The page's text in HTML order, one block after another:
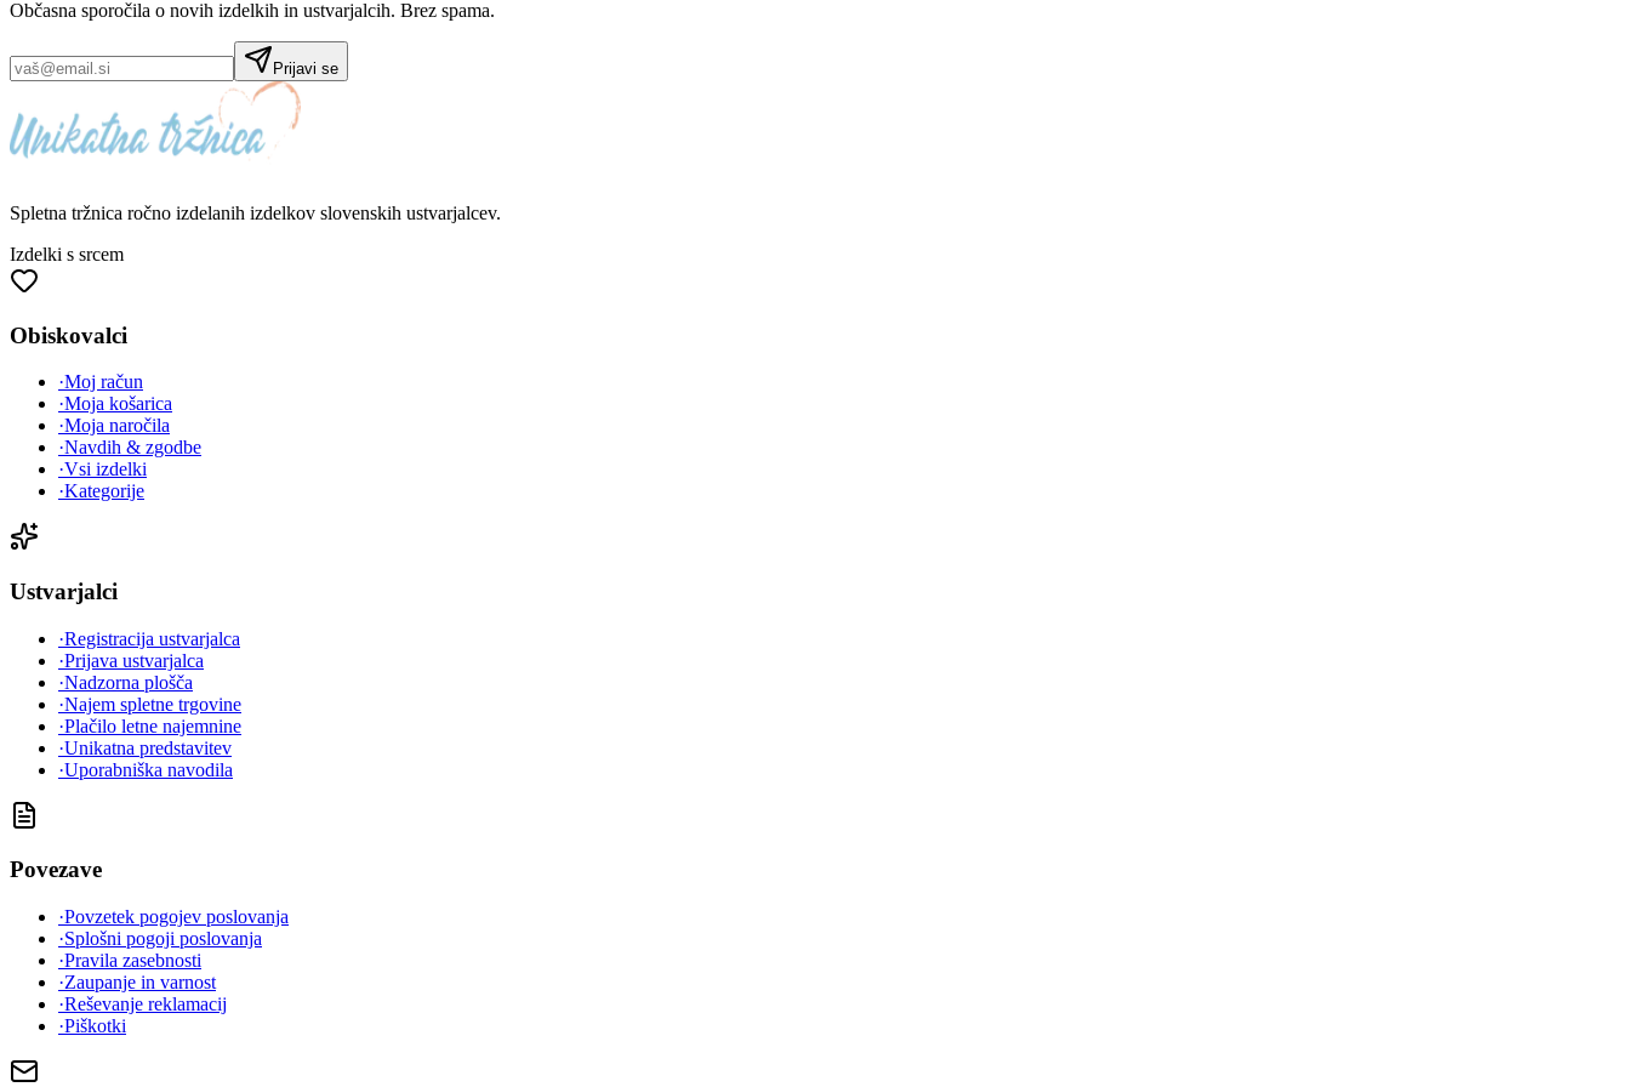
Občasna sporočila o novih izdelkih in ustvarjalcih. Brez spama.
Prijavi se
Spletna tržnica ročno izdelanih izdelkov slovenskih ustvarjalcev.
Izdelki s srcem
Obiskovalci
·Moj račun
·Moja košarica
·Moja naročila
·Navdih & zgodbe
·Vsi izdelki
·Kategorije
Ustvarjalci
·Registracija ustvarjalca
·Prijava ustvarjalca
·Nadzorna plošča
·Najem spletne trgovine
·Plačilo letne najemnine
·Unikatna predstavitev
·Uporabniška navodila
Povezave
·Povzetek pogojev poslovanja
·Splošni pogoji poslovanja
·Pravila zasebnosti
·Zaupanje in varnost
·Reševanje reklamacij
·Piškotki